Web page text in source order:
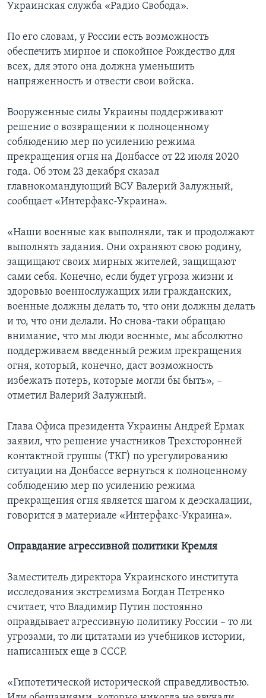
Украинская служба «Радио Свобода».
По его словам, у России есть возможность
обеспечить мирное и спокойное Рождество для
всех, для этого она должна уменьшить
напряженность и отвести свои войска.
Вооруженные силы Украины поддерживают
решение о возвращении к полноценному
соблюдению мер по усилению режима
прекращения огня на Донбассе от 22 июля 2020
года. Об этом 23 декабря сказал
главнокомандующий ВСУ Валерий Залужный,
сообщает «Интерфакс-Украина».
«Наши военные как выполняли, так и продолжают
выполнять задания. Они охраняют свою родину,
защищают своих мирных жителей, защищают
сами себя. Конечно, если будет угроза жизни и
здоровью военнослужащих или гражданских,
военные должны делать то, что они должны делать
и то, что они делали. Но снова-таки обращаю
внимание, что мы люди военные, мы абсолютно
поддерживаем введенный режим прекращения
огня, который, конечно, даст возможность
избежать потерь, которые могли бы быть», –
отметил Валерий Залужный.
Глава Офиса президента Украины Андрей Ермак
заявил, что решение участников Трехсторонней
контактной группы (ТКГ) по урегулированию
ситуации на Донбассе вернуться к полноценному
соблюдению мер по усилению режима
прекращения огня является шагом к деэскалации,
говорится в материале «Интерфакс-Украина».
Оправдание агрессивной политики Кремля
Заместитель директора Украинского института
исследования экстремизма Богдан Петренко
считает, что Владимир Путин постоянно
оправдывает агрессивную политику России – то ли
угрозами, то ли цитатами из учебников истории,
написанных еще в СССР.
«Гипотетической исторической справедливостью.